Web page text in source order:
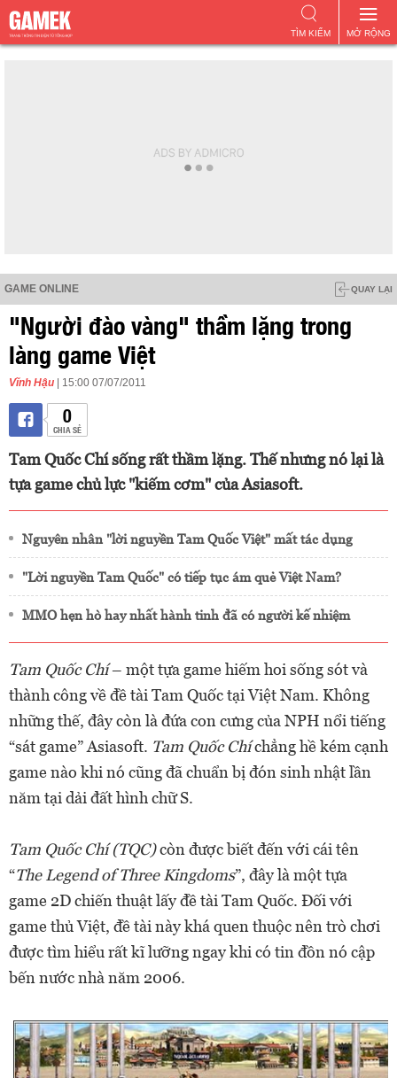
MỞ RỘNG
TÌM KIẾM
GAME ONLINE QUAY LẠI
"Người đào vàng" thầm lặng trong
làng game Việt
Vĩnh Hậu | 15:00 07/07/2011
0
CHIA SẺ
Tam Quốc Chí sống rất thầm lặng. Thế nhưng nó lại là
tựa game chủ lực "kiếm cơm" của Asiasoft.
Nguyên nhân "lời nguyền Tam Quốc Việt" mất tác dụng
"Lời nguyền Tam Quốc" có tiếp tục ám quẻ Việt Nam?
MMO hẹn hò hay nhất hành tinh đã có người kế nhiệm
Tam Quốc Chí– một tựa game hiếm hoi sống sót và
thành công về đề tài Tam Quốc tại Việt Nam. Không
những thế, đây còn là đứa con cưng của NPH nổi tiếng
“sát game” Asiasoft. Tam Quốc Chíchẳng hề kém cạnh
game nào khi nó cũng đã chuẩn bị đón sinh nhật lần
năm tại dải đất hình chữ S.
Tam Quốc Chí (TQC)còn được biết đến với cái tên
“The Legend of Three Kingdoms”, đây là một tựa
game 2D chiến thuật lấy đề tài Tam Quốc. Đối với
game thủ Việt, đề tài này khá quen thuộc nên trò chơi
được tìm hiểu rất kĩ lưỡng ngay khi có tin đồn nó cập
bến nước nhà năm 2006.